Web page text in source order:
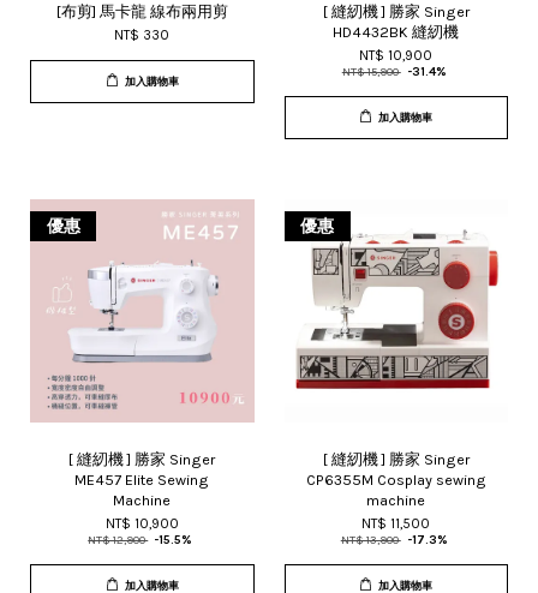
[布剪] 馬卡龍 線布兩用剪
NT$ 330
加入購物車
[ 縫紉機 ] 勝家 Singer
HD4432BK 縫紉機
NT$ 10,900
NT$ 15,900 -31.4%
加入購物車
優惠
[ 縫紉機 ] 勝家 Singer
ME457 Elite Sewing
Machine
NT$ 10,900
NT$ 12,900 -15.5%
加入購物車
優惠
[ 縫紉機 ] 勝家 Singer
CP6355M Cosplay sewing
machine
NT$ 11,500
NT$ 13,900 -17.3%
加入購物車